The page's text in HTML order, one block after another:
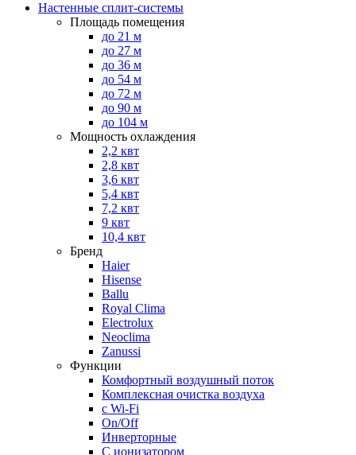
Настенные сплит-системы
Площадь помещения
до 21 м
до 27 м
до 36 м
до 54 м
до 72 м
до 90 м
до 104 м
Мощность охлаждения
2,2 квт
2,8 квт
3,6 квт
5,4 квт
7,2 квт
9 квт
10,4 квт
Бренд
Haier
Hisense
Ballu
Royal Clima
Electrolux
Neoclima
Zanussi
Функции
Комфортный воздушный поток
Комплексная очистка воздуха
с Wi-Fi
On/Off
Инверторные
С ионизатором